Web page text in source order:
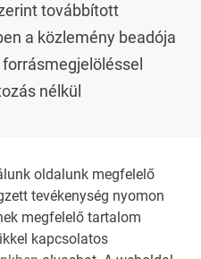
oldalunk megfelelő
tevékenység nyomon
megfelelő tartalom
kapcsolatos
továbbított
a közlemény beadója
nélkül
további
elektronikus